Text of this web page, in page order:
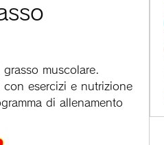
muscolare.
con esercizi e nutrizione
di allenamento